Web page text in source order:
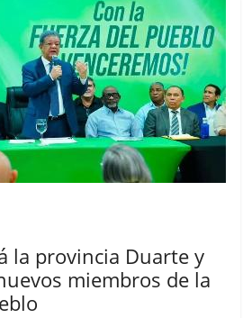
la provincia Duarte y
miembros de la